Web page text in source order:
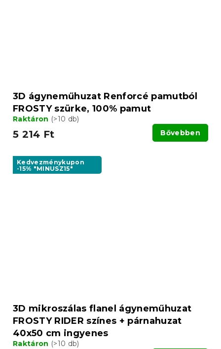
3D ágyneműhuzat Renforcé pamutból
FROSTY szürke, 100% pamut
Raktáron (>10 db)
5 214 Ft Bővebben
Kedvezménykupon
-15% "MINUSZ15"
3D mikroszálas flanel ágyneműhuzat
FROSTY RIDER színes + párnahuzat
40x50 cm ingyenes
Raktáron (>10 db)